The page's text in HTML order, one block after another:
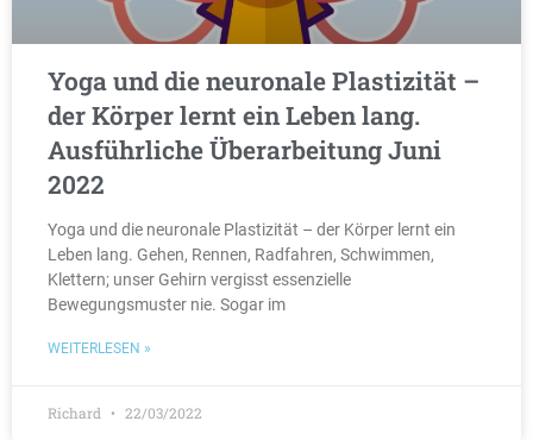
Yoga und die neuronale Plastizität –
der Körper lernt ein Leben lang.
Ausführliche Überarbeitung Juni
2022
Yoga und die neuronale Plastizität – der Körper lernt ein
Leben lang. Gehen, Rennen, Radfahren, Schwimmen,
Klettern; unser Gehirn vergisst essenzielle
Bewegungsmuster nie. Sogar im
WEITERLESEN »
Richard 22/03/2022